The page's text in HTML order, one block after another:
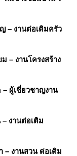
– งานต่อเติมครัว
– งานโครงสร้าง
– ผู้เชี่ยวชาญงาน
– งานต่อเติม
– งานสวน ต่อเติม